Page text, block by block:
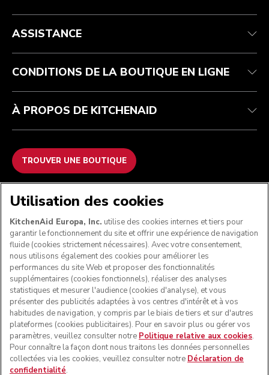
Health Check
Suivez votre commande
Garantie et documents
Recupel
Conditions générales de vente
Retours et remboursements
Imprint
ODR
La marque
Trouver une boutique
ASSISTANCE
CONDITIONS DE LA BOUTIQUE EN LIGNE
À PROPOS DE KITCHENAID
TROUVER UNE BOUTIQUE
NOUS ACCEPTONS
SUIVEZ-NOUS
Utilisation des cookies
KitchenAid Europa, Inc. utilise des cookies internes et tiers pour
garantir le fonctionnement du site et offrir une expérience de navigation
fluide (cookies strictement nécessaires). Avec votre consentement,
nous utilisons également des cookies pour améliorer les
performances du site Web et proposer des fonctionnalités
supplémentaires (cookies fonctionnels), réaliser des analyses
statistiques et mesurer l'audience (cookies d'analyse), et vous
présenter des publicités adaptées à vos centres d'intérêt et à vos
habitudes de navigation, y compris par le biais de tiers et sur d'autres
plateformes (cookies publicitaires). Pour en savoir plus ou gérer vos
paramètres, veuillez consulter notre Politique relative aux cookies.
Pour connaître la façon dont nous traitons les données personnelles
collectées via les cookies, veuillez consulter notre Déclaration de
confidentialité.